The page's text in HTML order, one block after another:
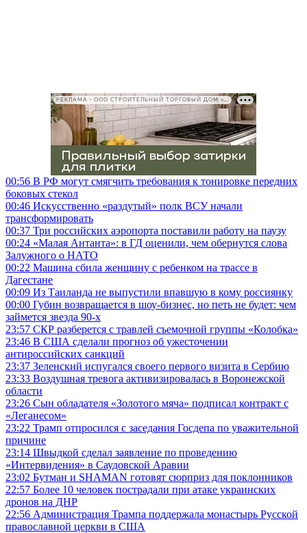
РЕКЛАМА • ООО СТРОИТЕЛЬНЫЙ ТОРГОВЫЙ ДОМ «ПЕТРОВИЧ», ИНН 7802348846
00:56 В РФ могут смягчить требования к тонировке передних
боковых стекол
00:46 Искусственно «раздутый» полк ВСУ начали
трансформировать
00:37 Три российских аэропорта поставили работу на паузу
00:24 «Малая Антанта»: в ГД оценили, чем обернутся слова
Залужного о НАТО
00:22 Машина сбила женщину с ребенком на трассе в
Дагестане
00:09 Из Таиланда не выпустили впавшую в кому россиянку
00:00 Губин возвращается в шоу-бизнес, но петь не будет: чем
займется звезда 90-х
23:57 СКР разберется с травлей съемочной группы «Колобка»
23:46 В США сделали прогноз об ужесточении
антироссийских санкций
23:37 Зеленский испугался своего первого визита в Сербию
23:33 Воздушная тревога активизировалась в Воронежской
области
23:26 Сын обладателя «Золотого мяча» подписал контракт с
«Леганесом»
23:22 Трамп отпросился с заседания Госдепа по уважительной
причине
23:14 Швыдкой сделал заявление по проведению
«Интервидения» в Саудовской Аравии
23:02 Бутман и SHAMAN готовят сюрприз для поклонников
22:57 Более 10 человек пострадали при атаке украинских
дронов на ДНР
22:56 Администрация Трампа поддержала монастырь Русской
православной церкви в США